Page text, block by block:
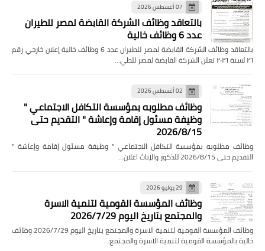
07 أغسطس 2026
بالتعاقد وظائف الشركة القابضة لمصر للطيران
عدد 6 وظائف خالية
بالتعاقد وظائف الشركة القابضة لمصر للطيران عدد 6 وظائف خالية إعلان خارجي رقم
٢٦ لسنة ٢٠٢٦ تعلن الشركة القابضة لمصر للطي…
02 أغسطس 2026
وظائف مطلوبه بمؤسسة التكافل الاجتماعي "
وظيفة مسئول إقامة وإعاشة " التقديم حتى
2026/8/15
وظائف مطلوبه بمؤسسة التكافل الاجتماعي " وظيفة مسئول إقامة وإعاشة "
التقديم حتى 2026/8/15 للذكور والإناث اعلان…
29 يوليو 2026
وظائف المؤسسة القومية لتنمية الاسرة
والمجتمع بتاريخ اليوم 2026/7/29
وظائف المؤسسة القومية لتنمية الاسرة والمجتمع بتاريخ اليوم 2026/7/29 وظائف
خالية بالمؤسسة القومية لتنمية الاسرة والمجتمع…